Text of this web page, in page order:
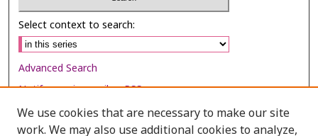
Select context to search:
Advanced Search
Notify me via email orRSS
Browse
We use cookies that are necessary to make our site
work. We may also use additional cookies to analyze,